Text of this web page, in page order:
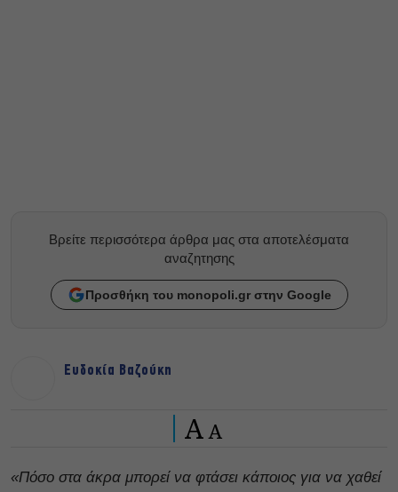
Βρείτε περισσότερα άρθρα μας στα αποτελέσματα
αναζητησης
Προσθήκη του monopoli.gr στην Google
Ευδοκία Βαζούκη
A A
«Πόσο στα άκρα μπορεί να φτάσει κάποιος για να χαθεί